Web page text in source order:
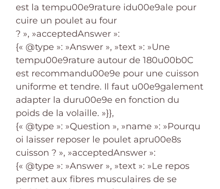
est la tempu00e9rature idu00e9ale pour
cuire un poulet au four
? », »acceptedAnswer »:
{« @type »: »Answer », »text »: »Une
tempu00e9rature autour de 180u00b0C
est recommandu00e9e pour une cuisson
uniforme et tendre. Il faut u00e9galement
adapter la duru00e9e en fonction du
poids de la volaille. »}},
{« @type »: »Question », »name »: »Pourqu
oi laisser reposer le poulet apru00e8s
cuisson ? », »acceptedAnswer »:
{« @type »: »Answer », »text »: »Le repos
permet aux fibres musculaires de se